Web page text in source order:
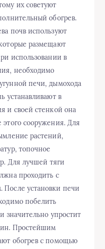
их советуют
обогрев.
почв используют
размещают
использовании в
необходимо
печи, дымохода
устанавливают в
и своей стенкой она
сооружения. Для
растений,
топочное
Для лучшей тяги
проходить с
установки печи
побелить
значительно упростит
Простейшим
обогрев с помощью